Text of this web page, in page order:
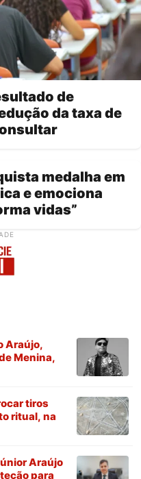
de
da taxa de
medalha em
e emociona
vidas”
Araújo,
Menina,
tiros
ritual, na
Araújo
para